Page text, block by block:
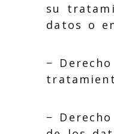
su
datos o
−
−